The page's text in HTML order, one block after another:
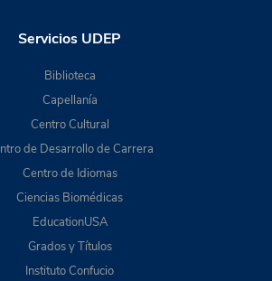
Servicios UDEP
Biblioteca
Capellanía
Centro Cultural
de Desarrollo de Carrera
Centro de Idiomas
Ciencias Biomédicas
EducationUSA
Grados y Títulos
Instituto Confucio